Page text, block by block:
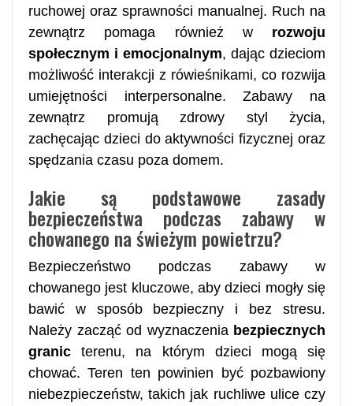
ruchowej oraz sprawności manualnej. Ruch na
zewnątrz pomaga również w rozwoju
społecznym i emocjonalnym, dając dzieciom
możliwość interakcji z rówieśnikami, co rozwija
umiejętności interpersonalne. Zabawy na
zewnątrz promują zdrowy styl życia,
zachęcając dzieci do aktywności fizycznej oraz
spędzania czasu poza domem.
Jakie są podstawowe zasady
bezpieczeństwa podczas zabawy w
chowanego na świeżym powietrzu?
Bezpieczeństwo podczas zabawy w
chowanego jest kluczowe, aby dzieci mogły się
bawić w sposób bezpieczny i bez stresu.
Należy zacząć od wyznaczenia bezpiecznych
granic terenu, na którym dzieci mogą się
chować. Teren ten powinien być pozbawiony
niebezpieczeństw, takich jak ruchliwe ulice czy